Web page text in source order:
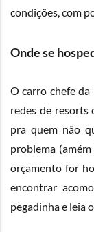
condições, com
Onde se
O carro chefe da
redes de resorts
pra quem não
problema
orçamento for
encontrar
pegadinha e leia